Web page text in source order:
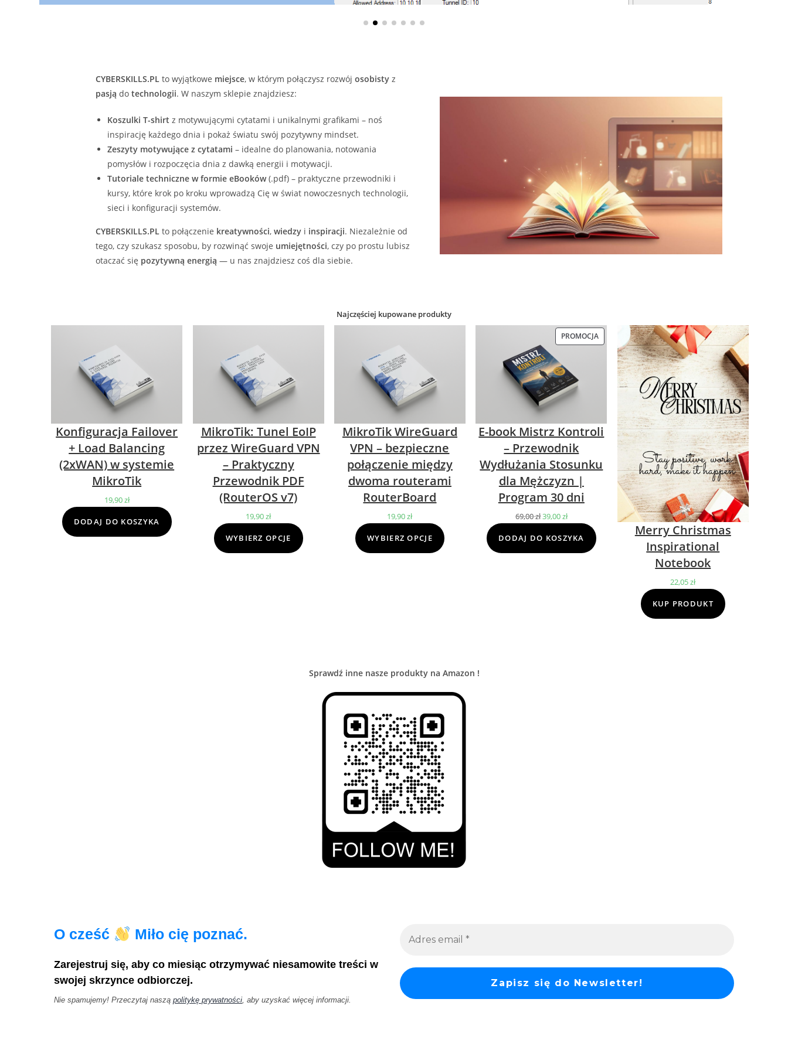
CYBERSKILLS.PLto wyjątkowe miejsce, w którym połączysz rozwój osobistyz
pasją do technologii. W naszym sklepie znajdziesz:
Koszulki T-shirt z motywującymi cytatami i unikalnymi grafikami – noś
inspirację każdego dnia i pokaż światu swój pozytywny mindset.
Zeszyty motywujące z cytatami – idealne do planowania, notowania
pomysłów i rozpoczęcia dnia z dawką energii i motywacji.
Tutoriale techniczne w formie eBooków(.pdf) – praktyczne przewodniki i
kursy, które krok po kroku wprowadzą Cię w świat nowoczesnych technologii,
sieci i konfiguracji systemów.
CYBERSKILLS.PLto połączenie kreatywności, wiedzyi inspiracji. Niezależnie od
tego, czy szukasz sposobu, by rozwinąć swoje umiejętności, czy po prostu lubisz
otaczać się pozytywną energią — u nas znajdziesz coś dla siebie.
Najczęściej kupowane produkty
Konfiguracja Failover
+ Load Balancing
(2xWAN) w systemie
MikroTik
19,90zł
DODAJ DO KOSZYKA
MikroTik: Tunel EoIP
przez WireGuard VPN
– Praktyczny
Przewodnik PDF
(RouterOS v7)
19,90zł
WYBIERZ OPCJE
MikroTik WireGuard
VPN – bezpieczne
połączenie między
dwoma routerami
RouterBoard
19,90zł
WYBIERZ OPCJE
PROMOCJAPRODUKT
PROMOCJI
E-book Mistrz Kontroli
– Przewodnik
Wydłużania Stosunku
dla Mężczyzn |
Program 30 dni
69,00złPierwotna
39,00złAktualna
wynosi:
DODAJ DO KOSZYKA
Merry Christmas
Inspirational
Notebook
22,05zł
KUP PRODUKT
Sprawdź inne nasze produkty na Amazon !
O cześć Miło cię poznać.
Zarejestruj się, aby co miesiąc otrzymywać niesamowite treści w
swojej skrzynce odbiorczej.
Nie spamujemy! Przeczytaj nasząpolitykę prywatności, aby uzyskać więcej informacji.